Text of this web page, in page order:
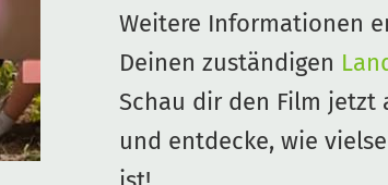
Weitere Informationen
Deinen zuständigen
Schau dir den Film jetzt
und entdecke, wie